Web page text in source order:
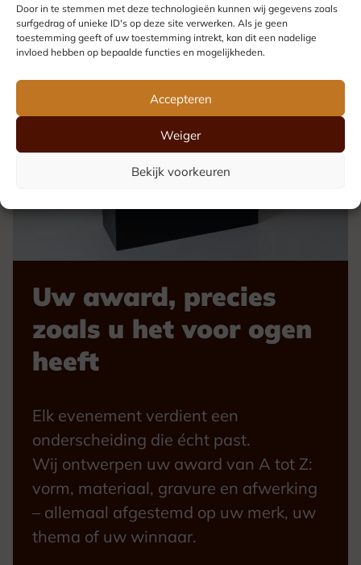
Door in te stemmen met deze technologieën kunnen wij gegevens zoals
surfgedrag of unieke ID's op deze site verwerken. Als je geen
toestemming geeft of uw toestemming intrekt, kan dit een nadelige
invloed hebben op bepaalde functies en mogelijkheden.
Accepteren
Weiger
Bekijk voorkeuren
Uw award, precies
zoals u het voor ogen
heeft
Elk evenement verdient een
onderscheiding die écht past.
Wij ontwerpen uw award van A tot Z:
vorm, materiaal, gravure en afwerking
– allemaal afgestemd op uw merk, uw
thema of uw winnaar.